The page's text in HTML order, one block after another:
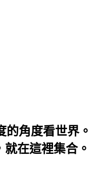
的角度看世界。
在這裡集合。